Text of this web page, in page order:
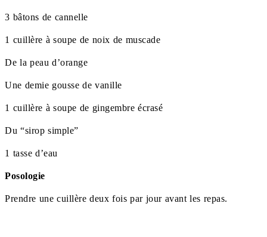
3 bâtons de cannelle
1 cuillère à soupe de noix de muscade
De la peau d’orange
Une demie gousse de vanille
1 cuillère à soupe de gingembre écrasé
Du “sirop simple”
1 tasse d’eau
Posologie
Prendre une cuillère deux fois par jour avant les repas.